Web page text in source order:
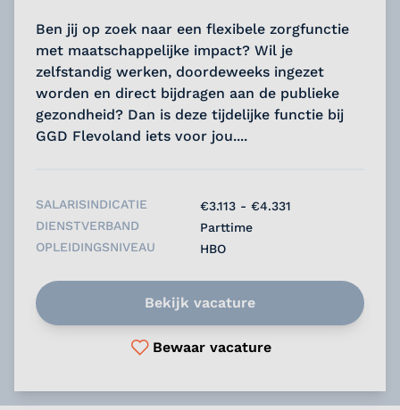
Ben jij op zoek naar een flexibele zorgfunctie
met maatschappelijke impact? Wil je
zelfstandig werken, doordeweeks ingezet
worden en direct bijdragen aan de publieke
gezondheid? Dan is deze tijdelijke functie bij
GGD Flevoland iets voor jou....
SALARISINDICATIE
€3.113 - €4.331
DIENSTVERBAND
Parttime
OPLEIDINGSNIVEAU
HBO
Bekijk vacature
Bewaar vacature